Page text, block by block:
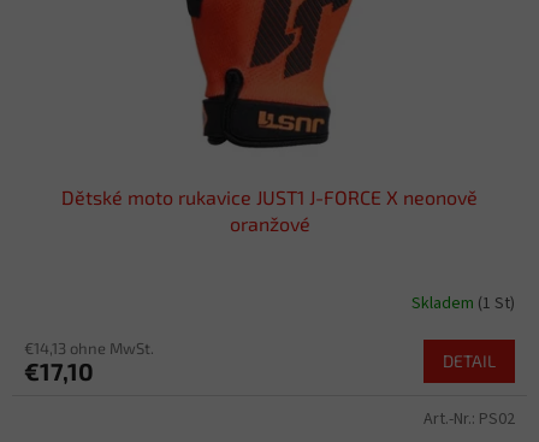
Dětské moto rukavice JUST1 J-FORCE X neonově
oranžové
Skladem (1 St)
€14,13 ohne MwSt.
€17,10 DETAIL
Art.-Nr.: PS02